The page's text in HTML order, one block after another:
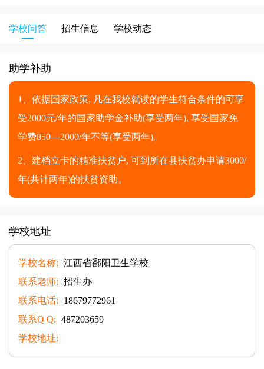
学校问答 招生信息 学校动态
助学补助
1、依据国家政策, 凡在我校就读的学生符合条件的可享
受2000元/年的国家助学金补助(享受两年), 享受国家免
学费850—2000/年不等(享受两年)。
2、建档立卡的精准扶贫户, 可到所在县扶贫办申请3000/
年(共计两年)的扶贫资助。
学校地址
学校名称: 江西省鄱阳卫生学校
联系老师: 招生办
联系电话:
18679772961
联系Q Q: 487203659
学校地址: